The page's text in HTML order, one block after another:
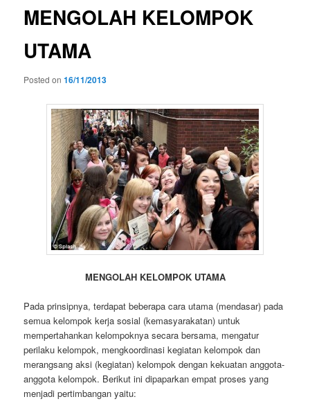
MENGOLAH KELOMPOK
UTAMA
Posted on16/11/2013
MENGOLAH KELOMPOK UTAMA
Pada prinsipnya, terdapat beberapa cara utama (mendasar) pada
semua kelompok kerja sosial (kemasyarakatan) untuk
mempertahankan kelompoknya secara bersama, mengatur
perilaku kelompok, mengkoordinasi kegiatan kelompok dan
merangsang aksi (kegiatan) kelompok dengan kekuatan anggota-
anggota kelompok. Berikut ini dipaparkan empat proses yang
menjadi pertimbangan yaitu: